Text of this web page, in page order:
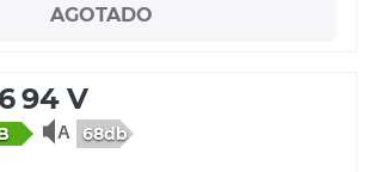
AGOTADO
94 V
68db